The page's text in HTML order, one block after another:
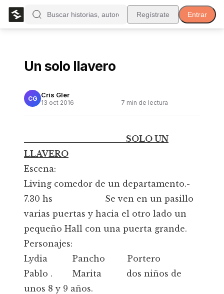
Regístrate Entrar
Un solo llavero
CG Cris Gler
13 oct 2016 7 min de lectura
SOLO UN
LLAVERO
Escena:
Living comedor de un departamento.-
7.30 hs Se ven en un pasillo
varias puertas y hacia el otro lado un
pequeño Hall con una puerta grande.
Personajes:
Lydia Pancho Portero
Pablo . Marita dos niños de
unos 8 y 9 años.